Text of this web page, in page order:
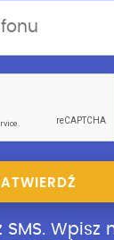
Wpisz